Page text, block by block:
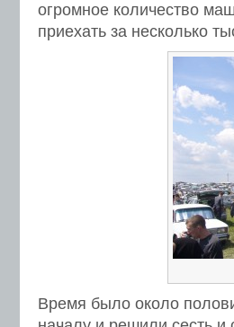
огромное количество
приехать за несколько
Время было около